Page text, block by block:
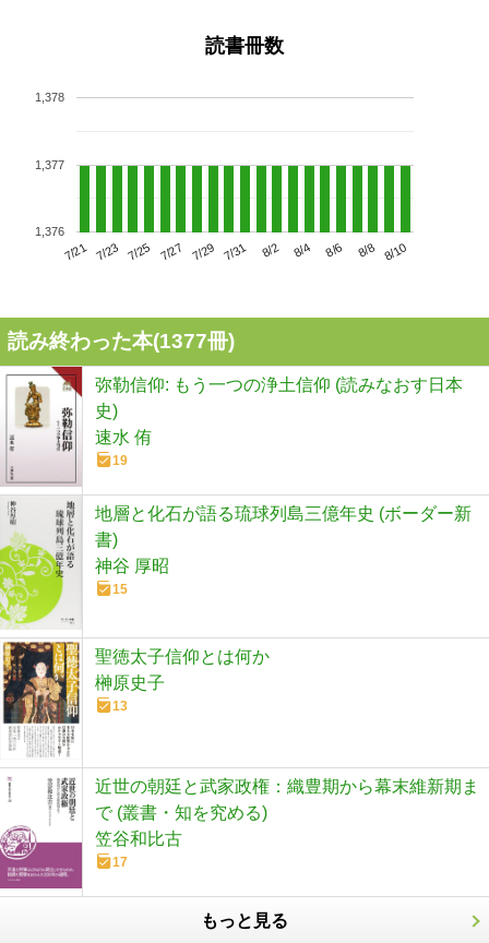
読書冊数
7/21 7/23 7/25 7/27 7/29 7/31 8/2 8/4 8/6 8/8 8/10
1,376
1,377
1,378
読み終わった本(1377冊)
弥勒信仰: もう一つの浄土信仰 (読みなおす日本
史)
速水 侑
19
地層と化石が語る琉球列島三億年史 (ボーダー新
書)
神谷 厚昭
15
聖徳太子信仰とは何か
榊原史子
13
近世の朝廷と武家政権：織豊期から幕末維新期ま
で (叢書・知を究める)
笠谷和比古
17
もっと見る